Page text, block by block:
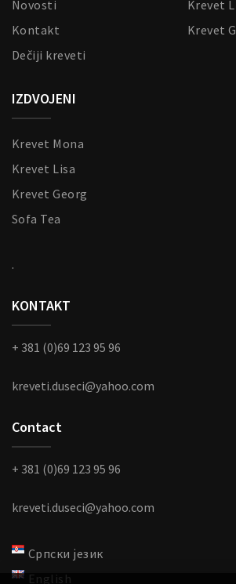
Novosti
Kontakt
Dečiji kreveti
Krevet
Krevet
IZDVOJENI
Krevet Mona
Krevet Lisa
Krevet Georg
Sofa Tea
.
KONTAKT
+ 381 (0)69 123 95 96
kreveti.duseci@yahoo.com
Contact
+ 381 (0)69 123 95 96
kreveti.duseci@yahoo.com
Српски језик
English